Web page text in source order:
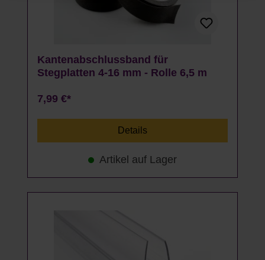
Kantenabschlussband für
Stegplatten 4-16 mm - Rolle 6,5 m
7,99 €*
Details
Artikel auf Lager